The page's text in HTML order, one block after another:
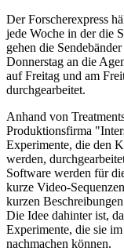
Der Forscherexpress
jede Woche in der die
gehen die
Donnerstag an die
auf Freitag und am
durchgearbeitet.
Anhand von
Produktionsfirma
Experimente, die den
werden,
Software werden für
kurze Video-
kurzen
Die Idee dahinter ist,
Experimente, die sie im
nachmachen können.